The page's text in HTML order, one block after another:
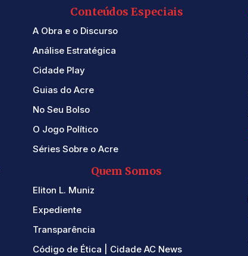
Conteúdos Especiais
A Obra e o Discurso
Análise Estratégica
Cidade Play
Guias do Acre
No Seu Bolso
O Jogo Político
Séries Sobre o Acre
Quem Somos
Eliton L. Muniz
Expediente
Transparência
Código de Ética | Cidade AC News